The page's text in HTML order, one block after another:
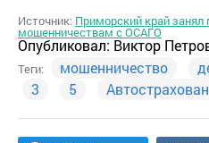
Источник: Приморский край занял
мошенничествам с ОСАГО
Опубликовал: Виктор
Теги: мошенничество
3
5